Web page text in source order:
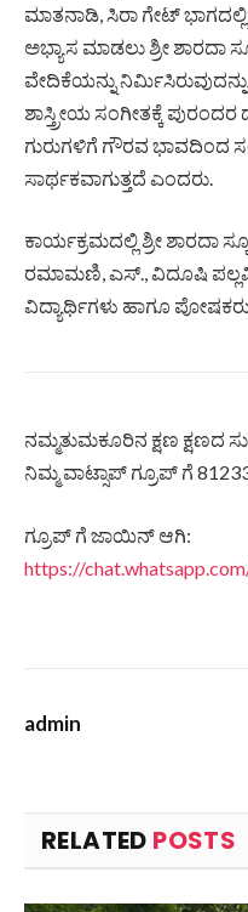
ಮಾತನಾಡಿ, ಸಿರಾ ಗೇಟ್ ಭಾಗದಲ್ಲಿ
ಅಭ್ಯಾಸ ಮಾಡಲು ಶ್ರೀ
ವೇದಿಕೆಯನ್ನು
ಶಾಸ್ತ್ರೀಯ ಸಂಗೀತಕ್ಕೆ
ಗುರುಗಳಿಗೆ ಗೌರವ ಭಾವದಿಂದ
ಸಾರ್ಥಕವಾಗುತ್ತದೆ ಎಂದರು.
ಕಾರ್ಯಕ್ರಮದಲ್ಲಿ ಶ್ರೀ ಶಾರದಾ
ರಮಾಮಣಿ, ಎಸ್., ವಿದೂಷಿ ಪಲ್ಲವಿ
ವಿದ್ಯಾರ್ಥಿಗಳು ಹಾಗೂ
ನಮ್ಮತುಮಕೂರಿನ ಕ್ಷಣ ಕ್ಷಣದ
ನಿಮ್ಮ ವಾಟ್ಸಾಪ್ ಗ್ರೂಪ್ ಗೆ
ಗ್ರೂಪ್ ಗೆ ಜಾಯಿನ್ ಆಗಿ:
https://
admin
RELATED POSTS